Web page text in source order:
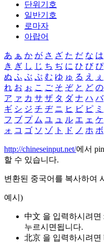
단위기호
일반기호
로마자
아랍어
あ ぁ か が さ ざ た だ な は
き ぎ し じ ち ぢ に ひ び ぴ
ぬ ふ ぶ ぷ む ゆ ゅ る え ぇ
れ お ぉ こ ご そ ぞ と ど の
ア ァ カ サ ザ タ ダ ナ ハ バ
ギ シ ジ チ ヂ ニ ヒ ビ ピ ミ
フ ブ プ ム ユ ュ ル エ ェ ケ
ォ コ ゴ ソ ゾ ト ド ノ ホ ボ
http://chineseinput.net/에서
할 수 있습니다.
변환된 중국어를 복사하여
예시)
中文 을 입력하시려면
누르시면됩니다.
北京 을 입력하시려면